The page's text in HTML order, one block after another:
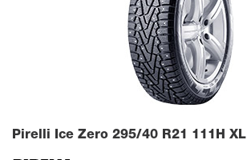
Pirelli Ice Zero 295/40 R21 111H XL